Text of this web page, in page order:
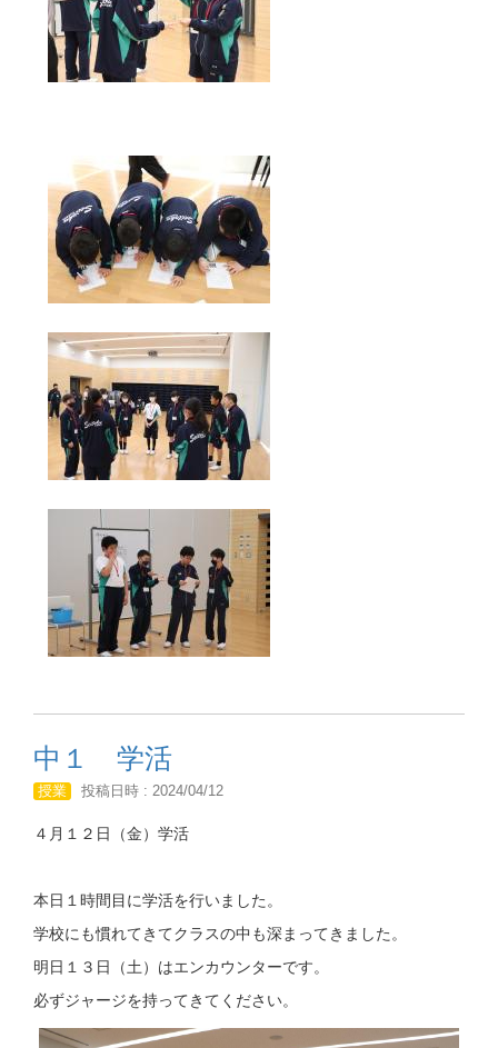
中１ 学活
授業 投稿日時 : 2024/04/12
４月１２日（金）学活
本日１時間目に学活を行いました。
学校にも慣れてきてクラスの中も深まってきました。
明日１３日（土）はエンカウンターです。
必ずジャージを持ってきてください。